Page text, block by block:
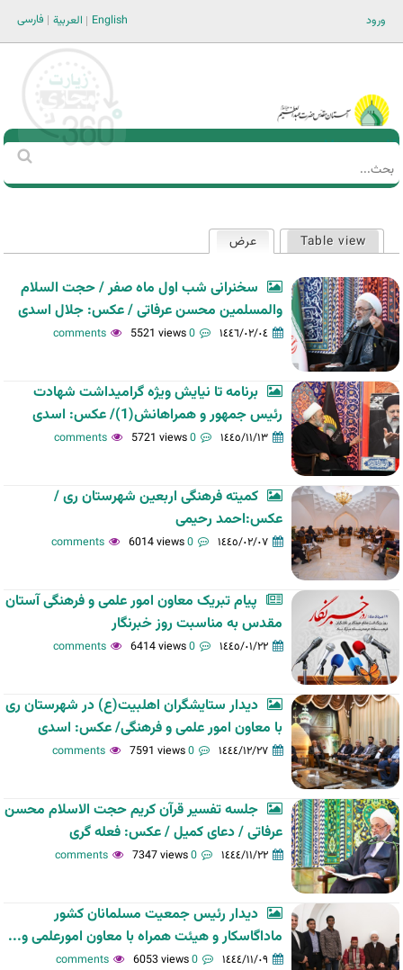
ورود فارسی العربية English
Main men-AR
استمارة
‏
الأساسية
Table view عرض
سخنرانی شب اول ماه صفر / حجت السلام
والمسلمین محسن عرفاتی / عکس: جلال اسدی
١٤٤٦/٠٢/٠٤ 0 comments
5521 views
برنامه تا نیایش ویژه گرامیداشت شهادت
رئیس جمهور و همراهانش(1)/ عکس: اسدی
١٤٤٥/١١/١٣ 0 comments
5721 views
کمیته فرهنگی اربعین شهرستان ری /
عکس:احمد رحیمی
١٤٤٥/٠٢/٠٧ 0 comments
6014 views
پیام تبریک معاون امور علمی و فرهنگی آستان
مقدس به مناسبت روز خبرنگار
١٤٤٥/٠١/٢٢ 0 comments
6414 views
دیدار ستایشگران اهلبیت(ع) در شهرستان ری
با معاون امور علمی و فرهنگی/ عکس: اسدی
١٤٤٤/١٢/٢٧ 0 comments
7591 views
جلسه تفسیر قرآن کریم حجت الاسلام محسن
عرفاتی / دعای کمیل / عکس: فعله گری
١٤٤٤/١١/٢٢ 0 comments
7347 views
دیدار رئیس جمعیت مسلمانان کشور
ماداگاسکار و هیئت همراه با معاون امورعلمی و...
١٤٤٤/١١/٠٩ 0 comments
6053 views